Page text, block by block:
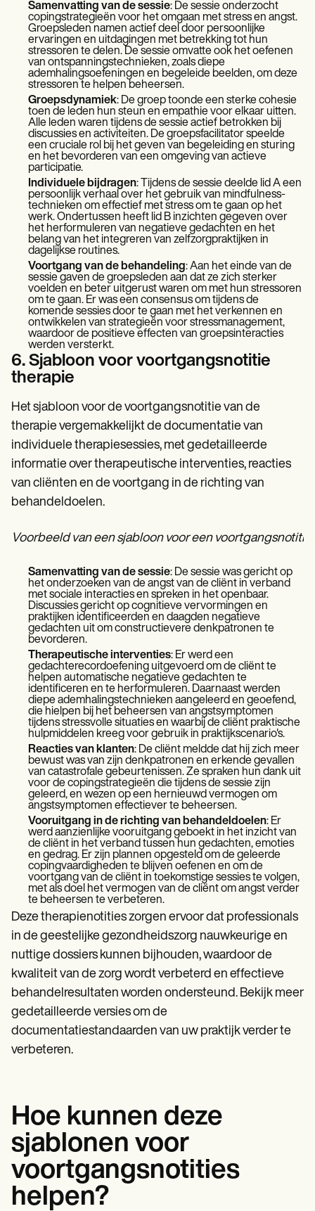
Samenvatting van de sessie: De sessie onderzocht
copingstrategieën voor het omgaan met stress en angst.
Groepsleden namen actief deel door persoonlijke
ervaringen en uitdagingen met betrekking tot hun
stressoren te delen. De sessie omvatte ook het oefenen
van ontspanningstechnieken, zoals diepe
ademhalingsoefeningen en begeleide beelden, om deze
stressoren te helpen beheersen.
Groepsdynamiek: De groep toonde een sterke cohesie
toen de leden hun steun en empathie voor elkaar uitten.
Alle leden waren tijdens de sessie actief betrokken bij
discussies en activiteiten. De groepsfacilitator speelde
een cruciale rol bij het geven van begeleiding en sturing
en het bevorderen van een omgeving van actieve
participatie.
Individuele bijdragen: Tijdens de sessie deelde lid A een
persoonlijk verhaal over het gebruik van mindfulness-
technieken om effectief met stress om te gaan op het
werk. Ondertussen heeft lid B inzichten gegeven over
het herformuleren van negatieve gedachten en het
belang van het integreren van zelfzorgpraktijken in
dagelijkse routines.
Voortgang van de behandeling: Aan het einde van de
sessie gaven de groepsleden aan dat ze zich sterker
voelden en beter uitgerust waren om met hun stressoren
om te gaan. Er was een consensus om tijdens de
komende sessies door te gaan met het verkennen en
ontwikkelen van strategieën voor stressmanagement,
waardoor de positieve effecten van groepsinteracties
werden versterkt.
6. Sjabloon voor voortgangsnotitie
therapie
Het sjabloon voor de voortgangsnotitie van de
therapie vergemakkelijkt de documentatie van
individuele therapiesessies, met gedetailleerde
informatie over therapeutische interventies, reacties
van cliënten en de voortgang in de richting van
behandeldoelen.
Voorbeeld van een sjabloon voor een voortgangsnotitie
Samenvatting van de sessie: De sessie was gericht op
het onderzoeken van de angst van de cliënt in verband
met sociale interacties en spreken in het openbaar.
Discussies gericht op cognitieve vervormingen en
praktijken identificeerden en daagden negatieve
gedachten uit om constructievere denkpatronen te
bevorderen.
Therapeutische interventies: Er werd een
gedachterecordoefening uitgevoerd om de cliënt te
helpen automatische negatieve gedachten te
identificeren en te herformuleren. Daarnaast werden
diepe ademhalingstechnieken aangeleerd en geoefend,
die hielpen bij het beheersen van angstsymptomen
tijdens stressvolle situaties en waarbij de cliënt praktische
hulpmiddelen kreeg voor gebruik in praktijkscenario's.
Reacties van klanten: De cliënt meldde dat hij zich meer
bewust was van zijn denkpatronen en erkende gevallen
van catastrofale gebeurtenissen. Ze spraken hun dank uit
voor de copingstrategieën die tijdens de sessie zijn
geleerd, en wezen op een hernieuwd vermogen om
angstsymptomen effectiever te beheersen.
Vooruitgang in de richting van behandeldoelen: Er
werd aanzienlijke vooruitgang geboekt in het inzicht van
de cliënt in het verband tussen hun gedachten, emoties
en gedrag. Er zijn plannen opgesteld om de geleerde
copingvaardigheden te blijven oefenen en om de
voortgang van de cliënt in toekomstige sessies te volgen,
met als doel het vermogen van de cliënt om angst verder
te beheersen te verbeteren.
Deze therapienotities zorgen ervoor dat professionals
in de geestelijke gezondheidszorg nauwkeurige en
nuttige dossiers kunnen bijhouden, waardoor de
kwaliteit van de zorg wordt verbeterd en effectieve
behandelresultaten worden ondersteund. Bekijk meer
gedetailleerde versies om de
documentatiestandaarden van uw praktijk verder te
verbeteren.
Hoe kunnen deze
sjablonen voor
voortgangsnotities
helpen?